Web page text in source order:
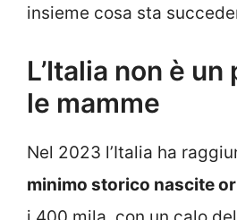
insieme cosa sta
L’Italia non è
le mamme
Nel 2023 l’Italia ha
minimo storico nascite